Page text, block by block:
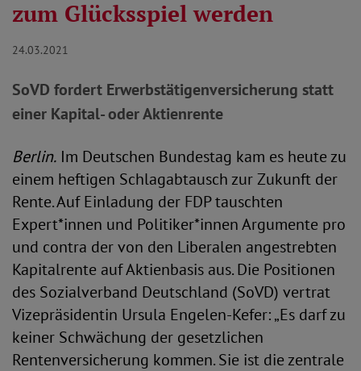
zum Glücksspiel werden
24.03.2021
SoVD fordert Erwerbstätigenversicherung statt
einer Kapital- oder Aktienrente
Berlin. Im Deutschen Bundestag kam es heute zu
einem heftigen Schlagabtausch zur Zukunft der
Rente. Auf Einladung der FDP tauschten
Expert*innen und Politiker*innen Argumente pro
und contra der von den Liberalen angestrebten
Kapitalrente auf Aktienbasis aus. Die Positionen
des Sozialverband Deutschland (SoVD) vertrat
Vizepräsidentin Ursula Engelen-Kefer: „Es darf zu
keiner Schwächung der gesetzlichen
Rentenversicherung kommen. Sie ist die zentrale